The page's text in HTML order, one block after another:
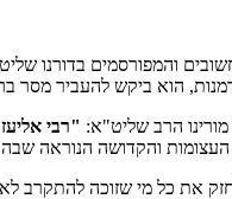
והמפורסמים בדורנו
הוא ביקש להעביר מסר
הרב שליט"א: "רבי
והקדושה הנוראה
את כל מי שזוכה להתקרב